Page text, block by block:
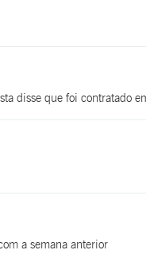
disse que foi contratado
a semana anterior